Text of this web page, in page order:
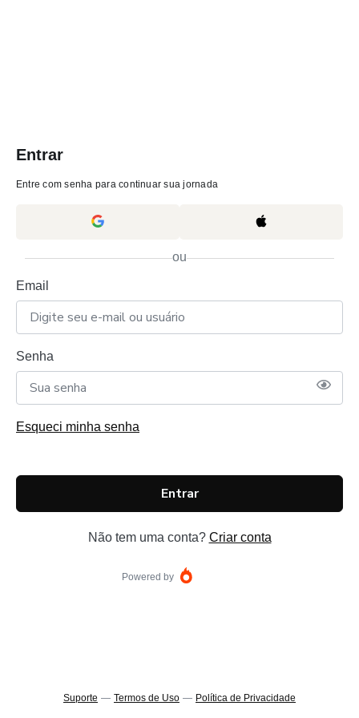
Entrar
Entre com senha para continuar sua jornada
ou
Email
Senha
Esqueci minha senha
Entrar
Não tem uma conta? Criar conta
Powered by
Suporte — Termos de Uso — Política de Privacidade